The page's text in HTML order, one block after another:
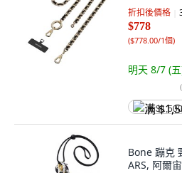
折扣後價格
$778
($778.00/1個)
明天 8/7 (
(
满
Bone 蹦克
ARS, 阿爾